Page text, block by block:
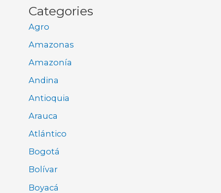
Categories
Agro
Amazonas
Amazonía
Andina
Antioquia
Arauca
Atlántico
Bogotá
Bolívar
Boyacá